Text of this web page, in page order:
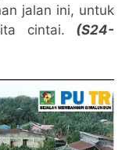
jalan ini, untuk
cintai. (S24-